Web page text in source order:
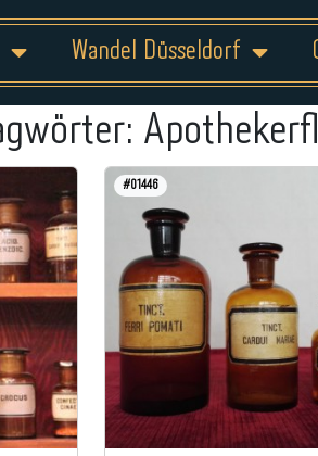
Wandel Düsseldorf
#01446